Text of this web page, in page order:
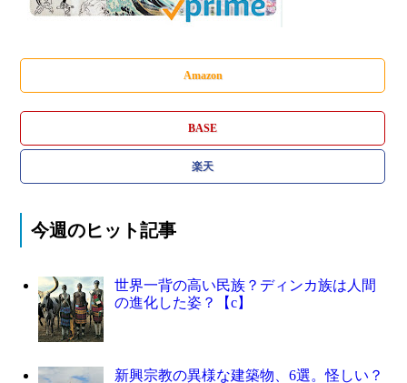
Amazon
BASE
楽天
今週のヒット記事
世界一背の高い民族？ディンカ族は人間
の進化した姿？【c】
新興宗教の異様な建築物、6選。怪しい？